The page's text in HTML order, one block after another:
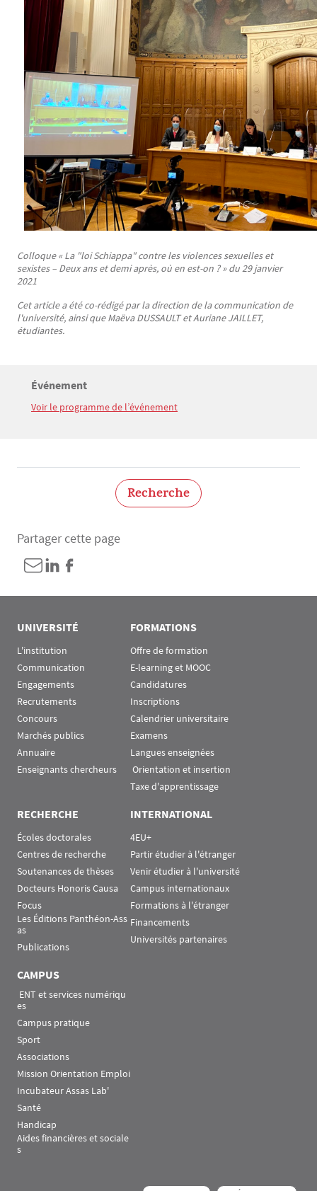
Colloque « La "loi Schiappa" contre les violences sexuelles et
sexistes – Deux ans et demi après, où en est-on ? » du 29 janvier
2021
Cet article a été co-rédigé par la direction de la communication de
l'université, ainsi que Maëva DUSSAULT et Auriane JAILLET,
étudiantes.
Bloc(s) libre(s)
Titre
Événement
Texte
Voir le programme de l’événement
Recherche
Partager cette page
UNIVERSITÉ
L'institution
Communication
Engagements
Recrutements
Concours
Marchés publics
Annuaire
Enseignants chercheurs
FORMATIONS
Offre de formation
E-learning et MOOC
Candidatures
Inscriptions
Calendrier universitaire
Examens
Langues enseignées
Orientation et insertion
Taxe d'apprentissage
RECHERCHE
Écoles doctorales
Centres de recherche
Soutenances de thèses
Docteurs Honoris Causa
Focus
Les Éditions Panthéon-Ass
as
Publications
INTERNATIONAL
4EU+
Partir étudier à l'étranger
Venir étudier à l'université
Campus internationaux
Formations à l'étranger
Financements
Universités partenaires
CAMPUS
es
Campus pratique
Sport
Associations
Mission Orientation Emploi
Incubateur Assas Lab'
Santé
Handicap
Aides financières et sociale
s